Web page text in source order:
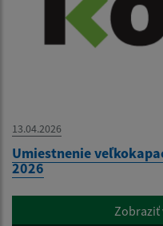
13.04.2026
Umiestnenie
2026
Zobraziť